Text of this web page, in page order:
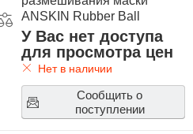
ANSKIN Rubber Ball
У Вас нет доступа
для просмотра цен
Нет в наличии
Сообщить о
поступлении